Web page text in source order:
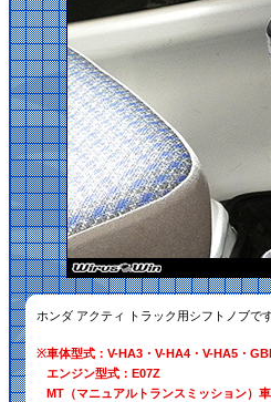
ホンダ アクティ トラック用シフトノブで
※車体型式：V-HA3・V-HA4・V-HA5・
エンジン型式：E07Z
MT（マニュアルトランスミッション）車